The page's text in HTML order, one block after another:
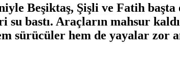
Beşiktaş, Şişli ve Fatih
su bastı. Araçların mahsur
sürücüler hem de yayalar zor